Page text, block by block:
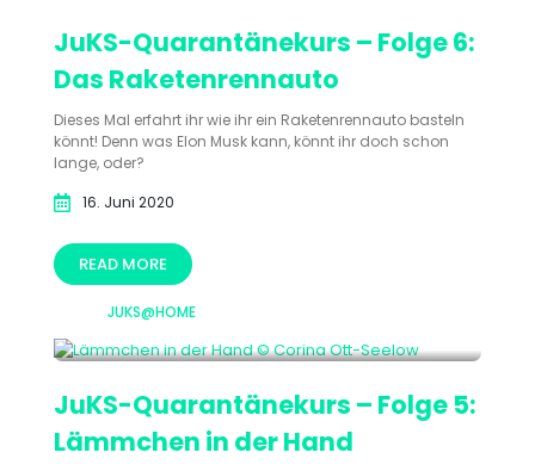
JuKS-Quarantänekurs – Folge 6:
Das Raketenrennauto
Dieses Mal erfahrt ihr wie ihr ein Raketenrennauto basteln
könnt! Denn was Elon Musk kann, könnt ihr doch schon
lange, oder?
16. Juni 2020
READ MORE
JUKS@HOME
JuKS-Quarantänekurs – Folge 5:
Lämmchen in der Hand